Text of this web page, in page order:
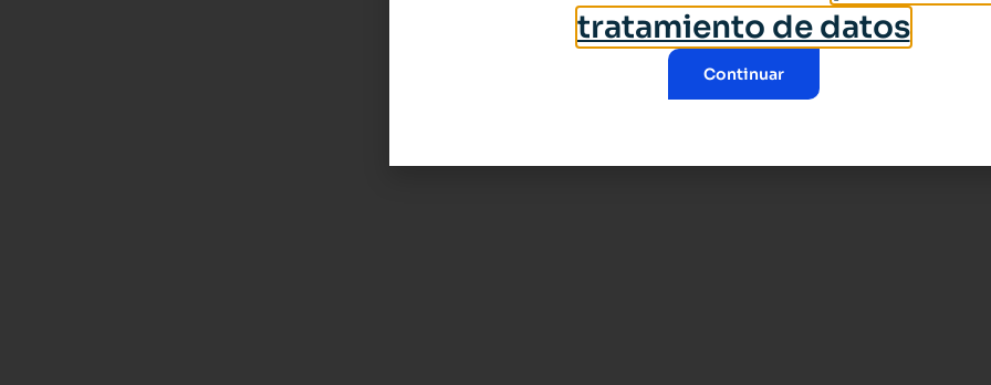
tratamiento de datos
Continuar